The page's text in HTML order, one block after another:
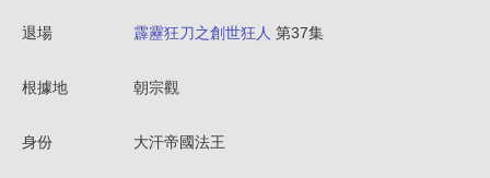
退場 霹靂狂刀之創世狂人 第37集
根據地 朝宗觀
身份 大汗帝國法王